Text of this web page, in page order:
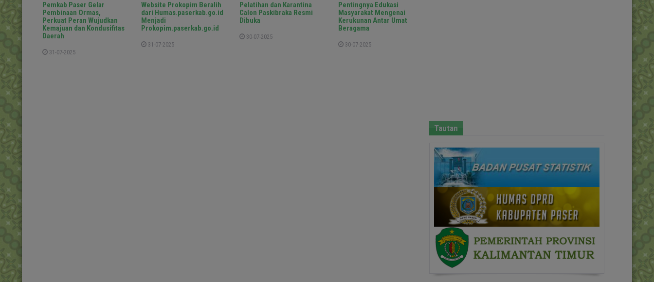
Pemkab Paser Gelar
Pembinaan Ormas,
Perkuat Peran Wujudkan
Kemajuan dan Kondusifitas
Daerah
31-07-2025
Website Prokopim Beralih
dari Humas.paserkab.go.id
Menjadi
Prokopim.paserkab.go.id
31-07-2025
Pelatihan dan Karantina
Calon Paskibraka Resmi
Dibuka
30-07-2025
Pentingnya Edukasi
Masyarakat Mengenai
Kerukunan Antar Umat
Beragama
30-07-2025
Tautan